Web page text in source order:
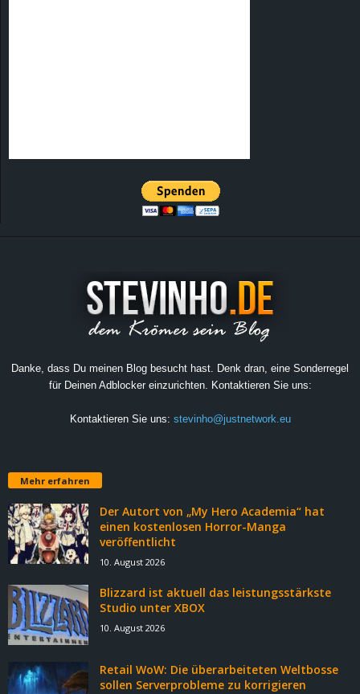
Danke, dass Du meinen Blog besucht hast. Denk dran, eine Sonderregel
für Deinen Adblocker einzurichten. Kontaktieren Sie uns:
Kontaktieren Sie uns: stevinho@justnetwork.eu
Mehr erfahren
Der Autort von „My Hero Academia“ hat
einen kostenlosen Horror-Manga
veröffentlicht
10. August 2026
Blizzard ist aktuell das leistungsstärkste
Studio unter XBOX
10. August 2026
Retail WoW: Die überarbeiteten Weltbosse
sollen Serverprobleme zu korrigieren